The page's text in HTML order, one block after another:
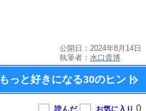
公開日：2024年8月14日
執筆者： 水口貴博
もっと好きになる30のヒント